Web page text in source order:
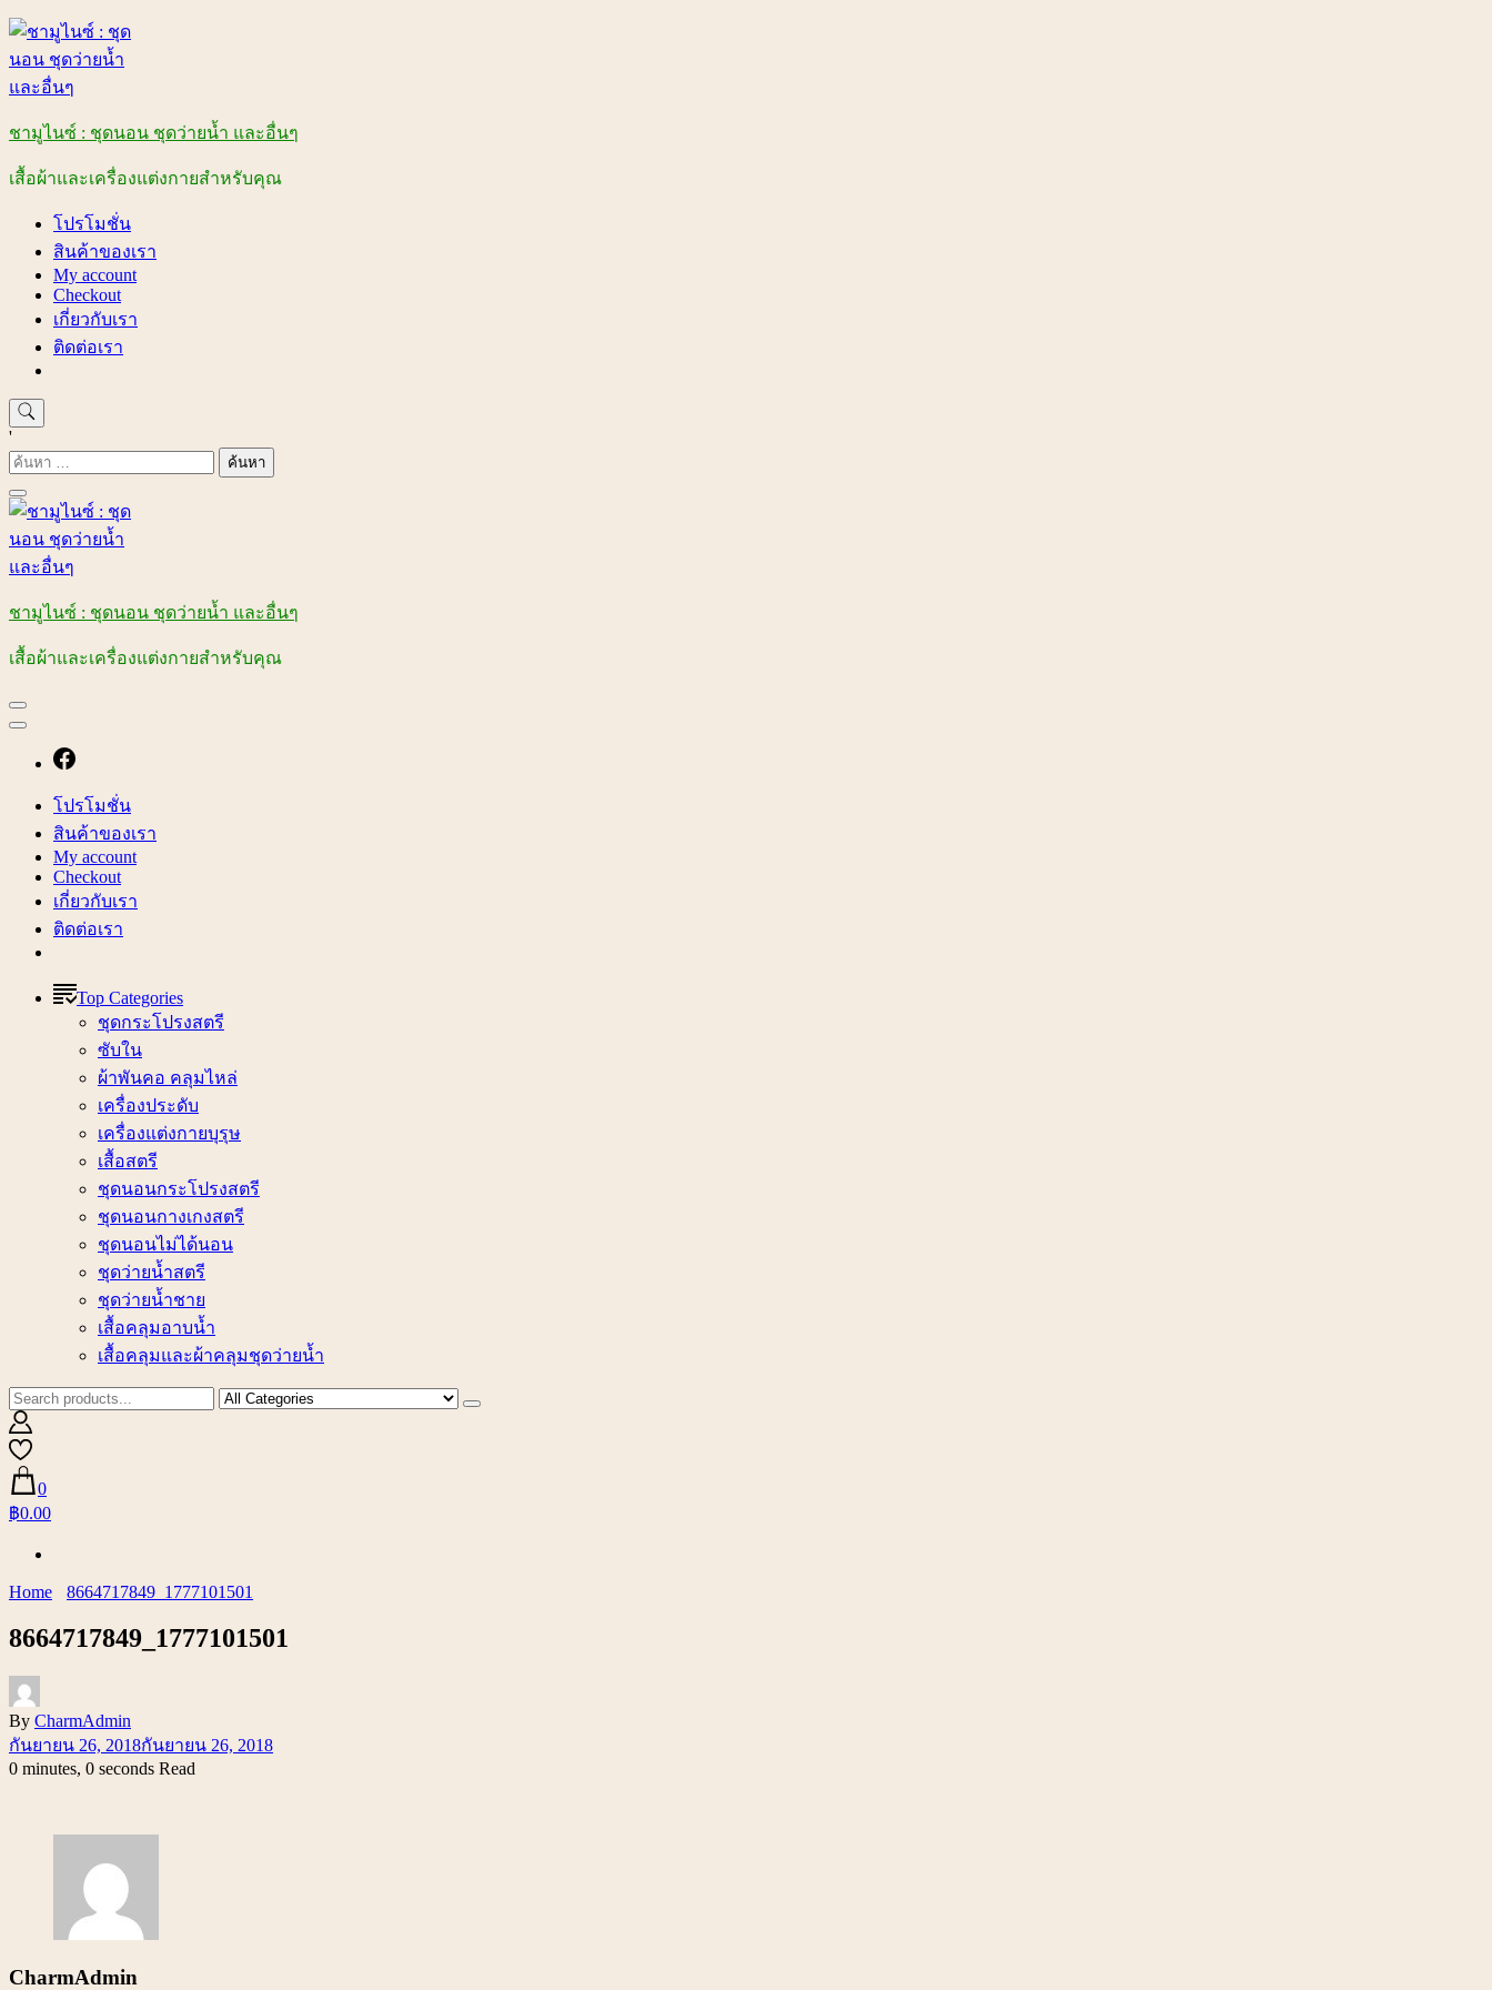
Skip
content
ชามูไนซ์ : ชุดนอน ชุดว่ายน้ำ และอื่นๆ
เสื้อผ้าและเครื่องแต่งกายสำหรับคุณ
โปรโมชั่น
สินค้าของเรา
My account
Checkout
เกี่ยวกับเรา
ติดต่อเรา
'
ค้นหา
สำหรับ:
ชามูไนซ์ : ชุดนอน ชุดว่ายน้ำ และอื่นๆ
เสื้อผ้าและเครื่องแต่งกายสำหรับคุณ
โปรโมชั่น
สินค้าของเรา
My account
Checkout
เกี่ยวกับเรา
ติดต่อเรา
Top Categories
ชุดกระโปรงสตรี
ซับใน
ผ้าพันคอ คลุมไหล่
เครื่องประดับ
เครื่องแต่งกายบุรุษ
เสื้อสตรี
ชุดนอนกระโปรงสตรี
ชุดนอนกางเกงสตรี
ชุดนอนไม่ได้นอน
ชุดว่ายน้ำสตรี
ชุดว่ายน้ำชาย
เสื้อคลุมอาบน้ำ
เสื้อคลุมและผ้าคลุมชุดว่ายน้ำ
0
฿0.00
Home 8664717849_1777101501
8664717849_1777101501
By CharmAdmin
กันยายน 26, 2018กันยายน 26, 2018
0 minutes, 0 seconds Read
CharmAdmin